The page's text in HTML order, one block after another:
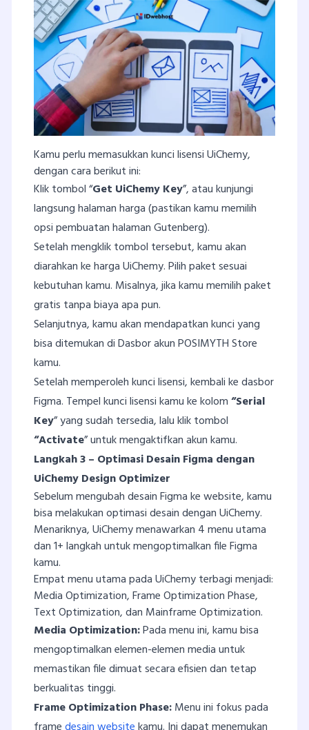
Kamu perlu memasukkan kunci lisensi UiChemy,
dengan cara berikut ini:
Klik tombol “Get UiChemy Key”, atau kunjungi
langsung halaman harga (pastikan kamu memilih
opsi pembuatan halaman Gutenberg).
Setelah mengklik tombol tersebut, kamu akan
diarahkan ke harga UiChemy. Pilih paket sesuai
kebutuhan kamu. Misalnya, jika kamu memilih paket
gratis tanpa biaya apa pun.
Selanjutnya, kamu akan mendapatkan kunci yang
bisa ditemukan di Dasbor akun POSIMYTH Store
kamu.
Setelah memperoleh kunci lisensi, kembali ke dasbor
Figma. Tempel kunci lisensi kamu ke kolom“Serial
Key” yang sudah tersedia, lalu klik tombol
“Activate” untuk mengaktifkan akun kamu.
Langkah 3 – Optimasi Desain Figma dengan
UiChemy Design Optimizer
Sebelum mengubah desain Figma ke website, kamu
bisa melakukan optimasi desain dengan UiChemy.
Menariknya, UiChemy menawarkan 4 menu utama
dan 1+ langkah untuk mengoptimalkan file Figma
kamu.
Empat menu utama pada UiChemy terbagi menjadi:
Media Optimization, Frame Optimization Phase,
Text Optimization, dan Mainframe Optimization.
Media Optimization:Pada menu ini, kamu bisa
mengoptimalkan elemen-elemen media untuk
memastikan file dimuat secara efisien dan tetap
berkualitas tinggi.
Frame Optimization Phase:Menu ini fokus pada